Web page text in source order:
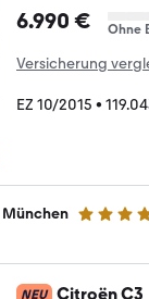
6.990 € Ohne
Versicherung
EZ 10/2015 •
4.4 Sterne
NEU Citroën C3